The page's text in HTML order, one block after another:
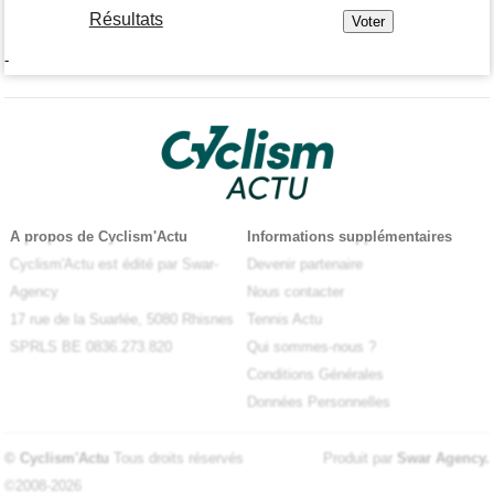
Résultats
-
A propos de Cyclism'Actu
Cyclism'Actu est édité par Swar-
Agency
17 rue de la Suarlée, 5080 Rhisnes
SPRLS BE 0836.273.820
Informations supplémentaires
Devenir partenaire
Nous contacter
Tennis Actu
Qui sommes-nous ?
Conditions Générales
Données Personnelles
© Cyclism'Actu Tous droits réservés
©2008-2026
Produit par Swar Agency.